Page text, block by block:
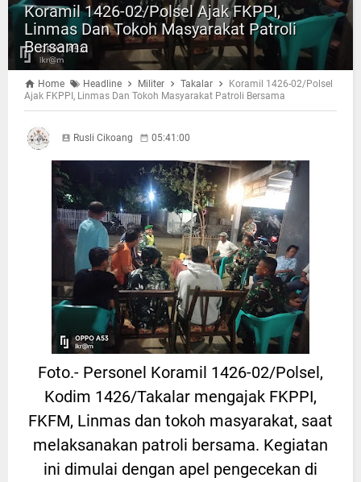
Koramil 1426-02/Polsel Ajak FKPPI,
Linmas Dan Tokoh Masyarakat Patroli
Bersama
Home Headline Militer Takalar
Koramil 1426-02/Polsel
Ajak FKPPI, Linmas Dan Tokoh Masyarakat Patroli Bersama
Rusli Cikoang 05:41:00
Foto.- Personel Koramil 1426-02/Polsel,
Kodim 1426/Takalar mengajak FKPPI,
FKFM, Linmas dan tokoh masyarakat, saat
melaksanakan patroli bersama. Kegiatan
ini dimulai dengan apel pengecekan di